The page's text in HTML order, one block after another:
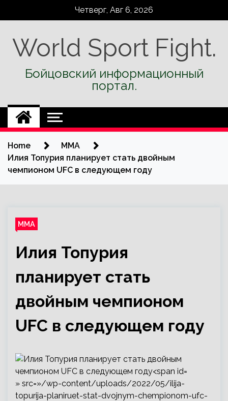
Четверг, Авг 6, 2026
World Sport Fight.
Бойцовский информационный
портал.
Home
ММА
Илия Топурия планирует стать двойным
чемпионом UFC в следующем году
ММА
Илия Топурия
планирует стать
двойным чемпионом
UFC в следующем году
» src=»/wp-content/uploads/2022/05/ilija-
topurija-planiruet-stat-dvojnym-chempionom-ufc-